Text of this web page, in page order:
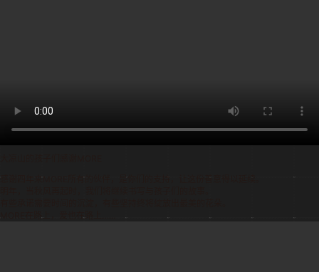
感谢四年来MORE所有的伙伴，是你们的支持，让这份善意得以延续。
MORE在路上，爱也在路上……